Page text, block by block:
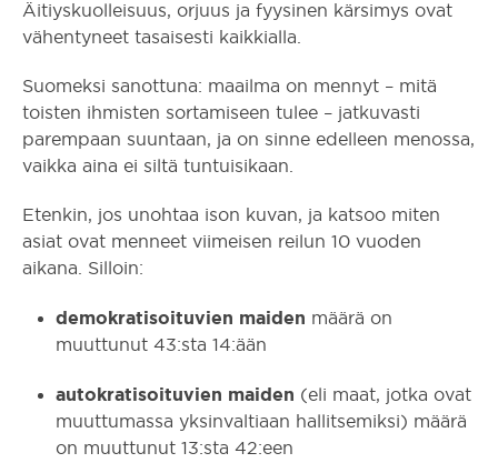
Äitiyskuolleisuus, orjuus ja fyysinen kärsimys ovat
vähentyneet tasaisesti kaikkialla.
Suomeksi sanottuna: maailma on mennyt – mitä
toisten ihmisten sortamiseen tulee – jatkuvasti
parempaan suuntaan, ja on sinne edelleen menossa,
vaikka aina ei siltä tuntuisikaan.
Etenkin, jos unohtaa ison kuvan, ja katsoo miten
asiat ovat menneet viimeisen reilun 10 vuoden
aikana. Silloin:
demokratisoituvien maiden määrä on
muuttunut 43:sta 14:ään
autokratisoituvien maiden (eli maat, jotka ovat
muuttumassa yksinvaltiaan hallitsemiksi) määrä
on muuttunut 13:sta 42:een